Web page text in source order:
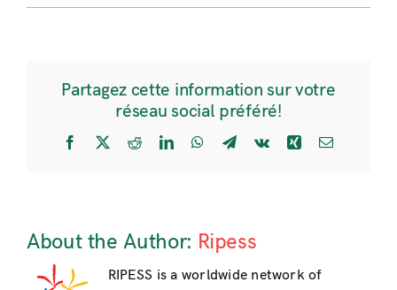
Partagez cette information sur votre
réseau social préféré!
Facebook
X RedditLinkedInWhatsApp
Telegram
Vk Xing Email
About the Author: Ripess
RIPESS is a worldwide network of